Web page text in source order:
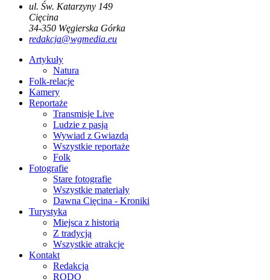
ul. Św. Katarzyny 149
Cięcina
34-350 Węgierska Górka
redakcja@wgmedia.eu
Artykuły
Natura
Folk-relacje
Kamery
Reportaże
Transmisje Live
Ludzie z pasją
Wywiad z Gwiazdą
Wszystkie reportaże
Folk
Fotografie
Stare fotografie
Wszystkie materiały
Dawna Cięcina - Kroniki
Turystyka
Miejsca z historią
Z tradycją
Wszystkie atrakcje
Kontakt
Redakcja
RODO